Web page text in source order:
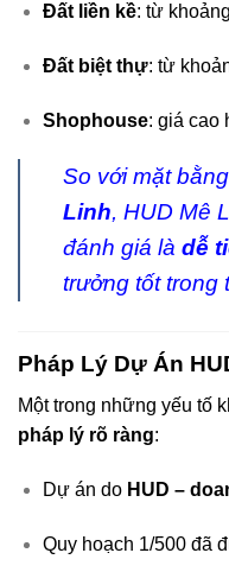
Đất liền kề: từ khoảng
Đất biệt thự: từ
Shophouse: giá cao
So với mặt
Linh, HUD Mê
đánh giá là dễ
trưởng tốt trong
Pháp Lý Dự Án
Một trong những yếu tố
pháp lý rõ ràng:
Dự án do HUD –
Quy hoạch 1/500 đã